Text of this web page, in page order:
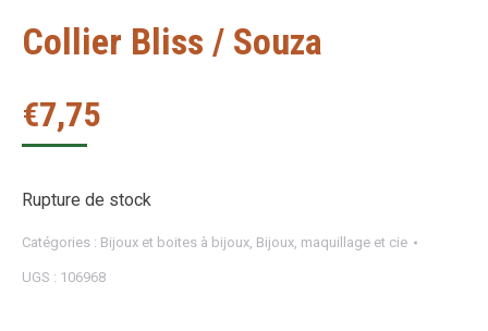
Collier Bliss / Souza
€7,75
Rupture de stock
Catégories : Bijoux et boites à bijoux, Bijoux, maquillage et cie
UGS : 106968